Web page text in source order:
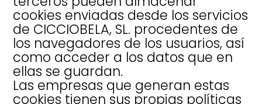
cookies enviadas desde los servicios
de CICCIOBELA, SL. procedentes de
los navegadores de los usuarios, así
como acceder a los datos que en
ellas se guardan.
Las empresas que generan estas
cookies tienen sus propias políticas